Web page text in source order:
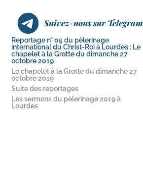
Suivez-nous sur Telegram
Reportage n° 05 du pèlerinage
international du Christ-​Roi à Lourdes : Le
chapelet à la Grotte du dimanche 27
octobre 2019
Le chapelet à la Grotte du dimanche 27
octobre 2019
Suite des reportages
Les sermons du pèlerinage 2019 à
Lourdes